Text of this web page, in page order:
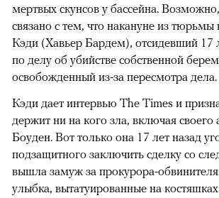
мертвых скунсов у бассейна.
связано с тем, что накануне из
Кэди (Хавьер Бардем), отсидевший 17
по делу об убийстве собственной
освобожденный из-за пересмотра дела.
Кэди дает интервью The Times и
держит ни на кого зла, включая своего
Боуден. Вот только она 17 лет назад
подзащитного заключить сделку со
вышла замуж за прокурора-
улыбка, вытатуированные на